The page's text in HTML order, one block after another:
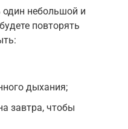
небольшой и
повторять
дыхания;
завтра, чтобы